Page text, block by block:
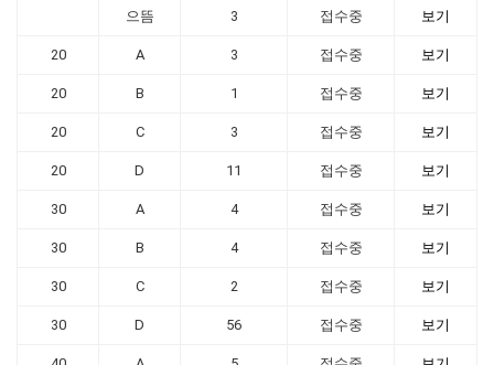
으뜸 3 접수중 보기
20 A 3 접수중 보기
20 B 1 접수중 보기
20 C 3 접수중 보기
20 D 11 접수중 보기
30 A 4 접수중 보기
30 B 4 접수중 보기
30 C 2 접수중 보기
30 D 56 접수중 보기